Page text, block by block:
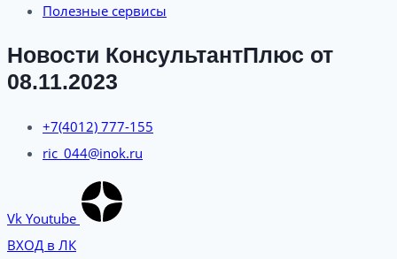
Полезные сервисы
Новости КонсультантПлюс от
08.11.2023
+7(4012) 777-155
ric_044@inok.ru
Vk Youtube
ВХОД в ЛК